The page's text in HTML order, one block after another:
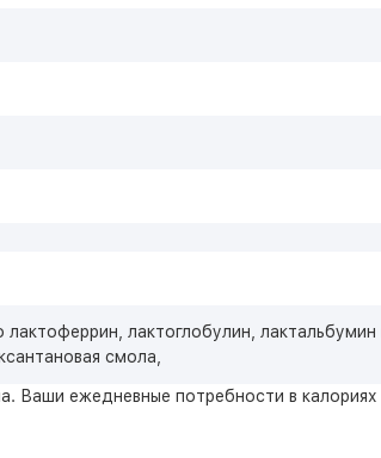
лактоглобулин,
смола,
ежедневные потребности в калориях